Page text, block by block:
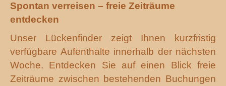
Spontan verreisen – freie Zeiträume
entdecken
Unser Lückenfinder zeigt Ihnen kurzfristig
verfügbare Aufenthalte innerhalb der nächsten
Woche. Entdecken Sie auf einen Blick freie
Zeiträume zwischen bestehenden Buchungen